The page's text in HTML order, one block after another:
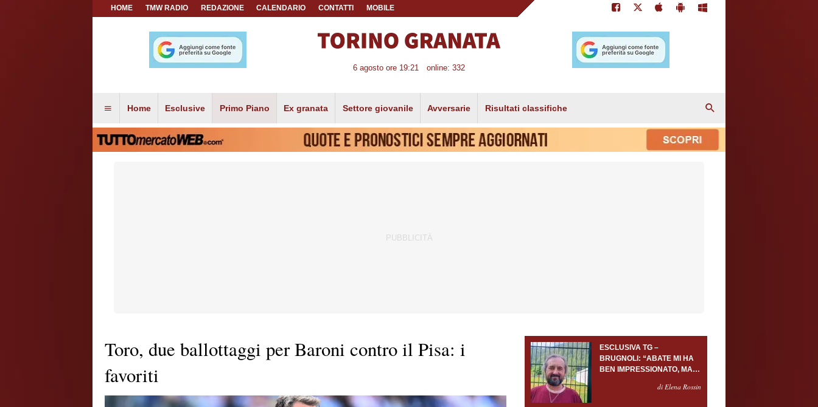
HOME TMW RADIO REDAZIONE CALENDARIO CONTATTI MOBILE
6 agosto ore 19:21 online: 332
Home Esclusive Primo Piano Ex granata Settore giovanile Avversarie Risultati classifiche
Toro, due ballottaggi per Baroni contro il Pisa: i
favoriti
ESCLUSIVA TG –
BRUGNOLI: “ABATE MI HA
BEN IMPRESSIONATO, MA
PORTIERE SERVONOdi Elena Rossin